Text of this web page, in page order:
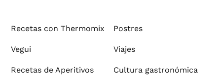
Recetas con Thermomix Postres
Vegui Viajes
Recetas de Aperitivos Cultura gastronómica